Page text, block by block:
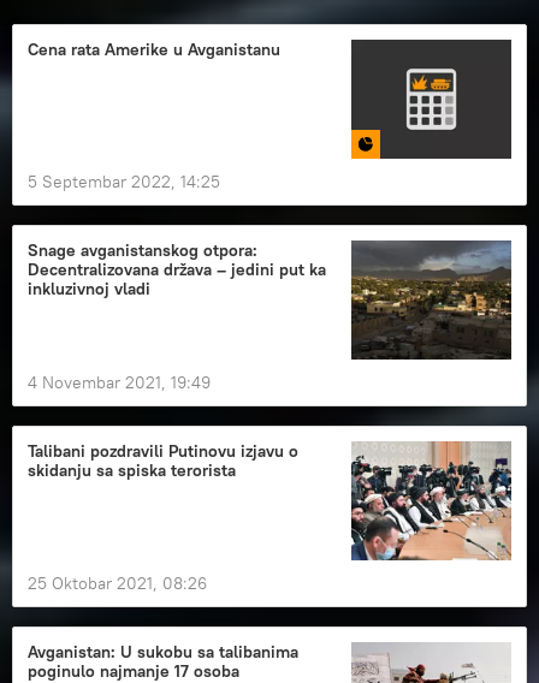
Cena rata Amerike u Avganistanu
5 Septembar 2022, 14:25
Snage avganistanskog otpora:
Decentralizovana država – jedini put ka
inkluzivnoj vladi
4 Novembar 2021, 19:49
Talibani pozdravili Putinovu izjavu o
skidanju sa spiska terorista
25 Oktobar 2021, 08:26
Avganistan: U sukobu sa talibanima
poginulo najmanje 17 osoba